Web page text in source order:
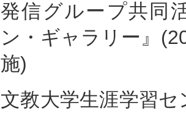
発信グループ共同
ン・ギャラリー』
施)
文教大学生涯学習セ